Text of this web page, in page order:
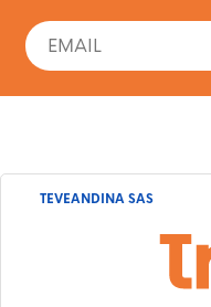
TEVEANDINA SAS